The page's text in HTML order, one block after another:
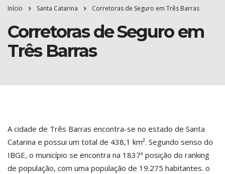
Início Santa Catarina Corretoras de Seguro em Três Barras
Corretoras de Seguro em
Três Barras
A cidade de Três Barras encontra-se no estado de Santa
Catarina e possui um total de 438,1 km². Segundo senso do
IBGE, o município se encontra na 1837ª posição do ranking
de população, com uma população de 19.275 habitantes. o